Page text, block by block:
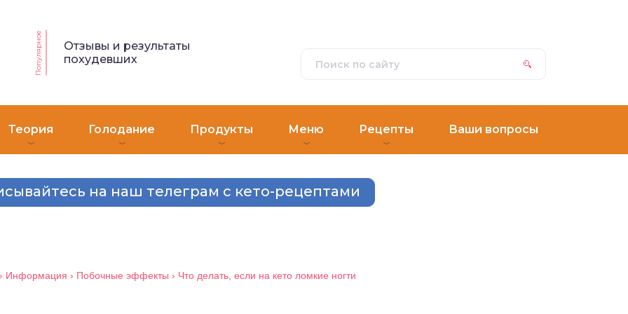
Популярное
Отзывы и результаты
похудевших
Теория Голодание Продукты Меню Рецепты Ваши вопросы
на наш телеграм с кето-рецептами
› Информация › Побочные эффекты › Что делать, если на кето ломкие ногти